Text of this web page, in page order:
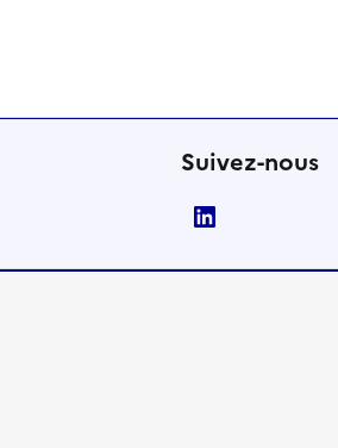
Suivez-nous